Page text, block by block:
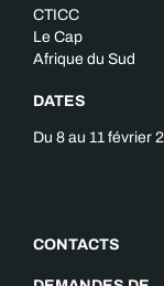
CTICC
Le Cap
Afrique du Sud
DATES
Du 8 au 11 février
CONTACTS